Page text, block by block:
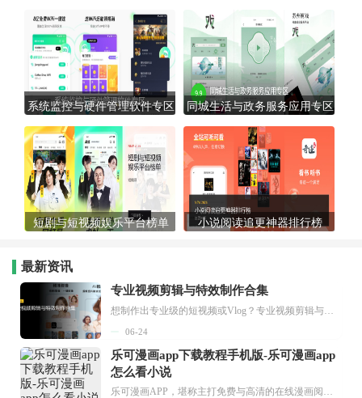
系统监控与硬件管理软件专区 同城生活与政务服务应用专区
短剧与短视频娱乐平台榜单 小说阅读追更神器排行榜
最新资讯
专业视频剪辑与特效制作合集
想制作出专业级的短视频或Vlog？专业视频剪辑与特效制作大全专题为你提供了从剪辑、抠像到特效包装的全套解决方案。无论是添加炫酷的片头、进行精准的视频抠图，还是制...
06-24
乐可漫画app下载教程手机版-乐可漫画app
怎么看小说
乐可漫画APP，堪称主打免费与高清的在线漫画阅读神器。其官方版提供海量完整版漫画资源，无论是国内漫画，还是日漫、韩漫、台漫、美漫等国外漫画，应有尽有，随时供你阅读。只需轻点一下，便能直接进入阅读界面。不仅如此，乐可漫画最新版本更新速度极快，在这里，你总能抢先看到全网一手漫画章节内容！...